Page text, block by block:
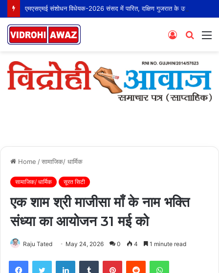
Search
Log
Home /सामाजिक/ धार्मिक
सामाजिक/ धार्मिक सूरत सिटी
एक शाम श्री माजीसा माँ के नाम भक्ति
संध्या का आयोजन 31 मई को
Raju Tated May 24, 2026 0 4 1 minute read
FacebookTwitter LinkedInTumblr PinterestReddit WhatsApp